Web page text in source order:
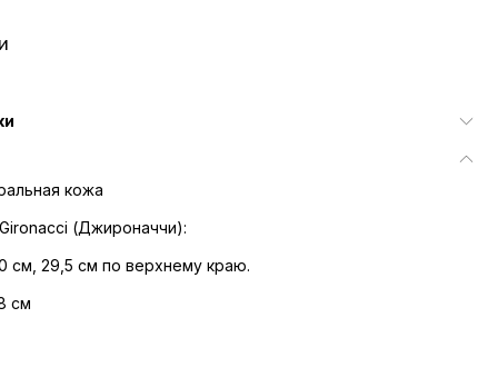
кожа
(Джироначчи):
см, 29,5 см по верхнему краю.
см